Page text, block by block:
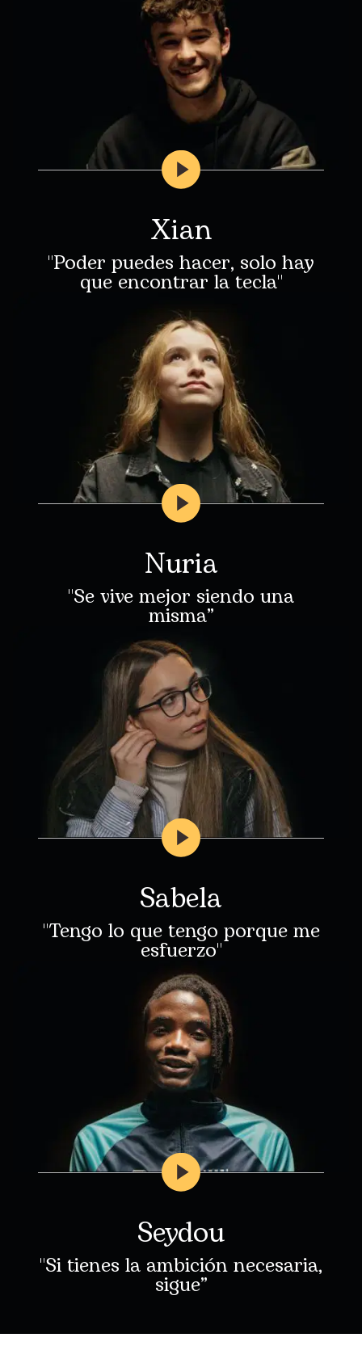
Xian
"Poder puedes hacer, solo hay
que encontrar la tecla"
Nuria
"Se vive mejor siendo una
misma”
Sabela
"Tengo lo que tengo porque me
esfuerzo"
Seydou
"Si tienes la ambición necesaria,
sigue”